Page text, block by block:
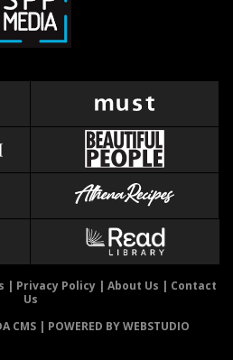
| Privacy Policy| About Us | Contact
Us
CMS | POWERED BY WEBSTUDIO